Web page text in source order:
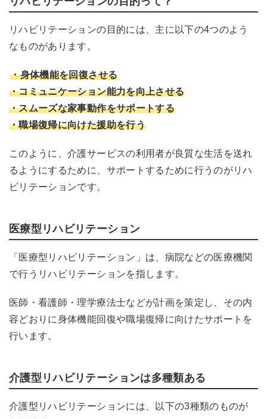
で対応可
２.ほのぼのNEXT
３.ワイズマンシステムSP
４.ケアカルテ
６.ケア樹
「LIFE」活用状況
リハビリテーションの目的には、主に以下の4つのよう
なものがあります。
・身体機能を回復させる
・コミュニケーション能力を向上させる
・スムーズな家事動作をサポートする
・職場復帰に向けた援助を行う
このように、介護サービスの利用者が良質な生活を送れ
るようにするために、サポートするために行うのがリハ
ビリテーションです。
医療型リハビリテーション
「医療型リハビリテーション」は、病院などの医療機関
で行うリハビリテーションを指します。
医師・看護師・理学療法士などが計画を策定し、その内
容どおりに身体機能回復や職場復帰に向けたサポートを
行います。
介護型リハビリテーションは多種類ある
介護型リハビリテーションには、以下の3種類のものが